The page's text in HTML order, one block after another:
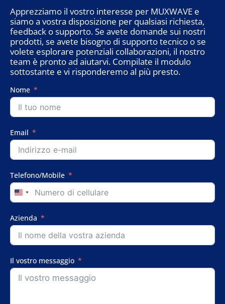
Apprezziamo il vostro interesse per MUXWAVE e
siamo a vostra disposizione per qualsiasi richiesta,
feedback o supporto. Se avete domande sui nostri
prodotti, se avete bisogno di supporto tecnico o se
volete esplorare potenziali collaborazioni, il nostro
team è pronto ad aiutarvi. Compilate il modulo
sottostante e vi risponderemo al più presto.
Nome
Email
Telefono/Mobile
United
States
+1
Azienda
Il vostro messaggio